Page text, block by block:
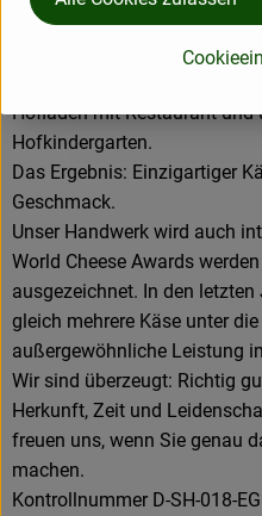
unseren Hof als Kreislauf:
unsere Biogasanlage, die
Hofladen mit Restaurant und
Hofkindergarten.
Das Ergebnis: Einzigartiger
Geschmack.
Unser Handwerk wird auch
World Cheese Awards
ausgezeichnet. In den
gleich mehrere Käse unter
außergewöhnliche Leistung
Wir sind überzeugt: Richtig
Herkunft, Zeit und
freuen uns, wenn Sie genau
machen.
Kontrollnummer D-SH-018-EG